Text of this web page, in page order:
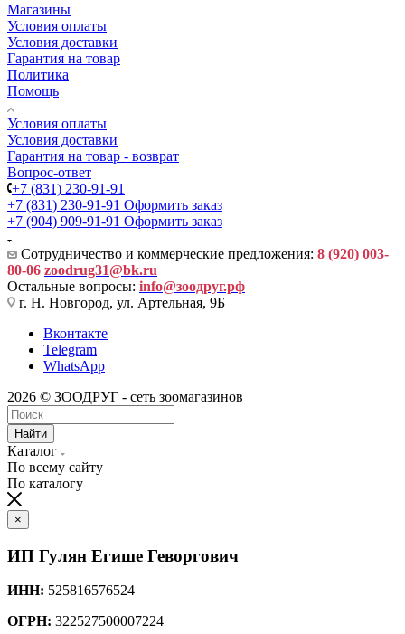
Магазины
Условия оплаты
Условия доставки
Гарантия на товар
Политика
Помощь
Условия оплаты
Условия доставки
Гарантия на товар - возврат
Вопрос-ответ
+7 (831) 230-91-91
+7 (831) 230-91-91 Оформить заказ
+7 (904) 909-91-91 Оформить заказ
Сотрудничество и коммерческие предложения: 8 (920) 003-
80-06 zoodrug31@bk.ru
Остальные вопросы: info@зоодруг.рф
г. Н. Новгород, ул. Артельная, 9Б
Вконтакте
Telegram
WhatsApp
2026 © ЗООДРУГ - сеть зоомагазинов
Найти
Каталог
По всему сайту
По каталогу
×
ИП Гулян Егише Геворгович
ИНН: 525816576524
ОГРН: 322527500007224